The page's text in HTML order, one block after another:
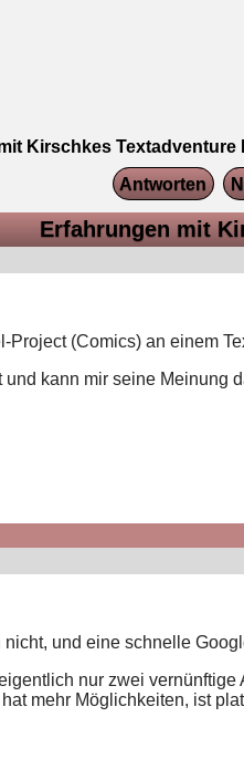
Kirschkes Textadventure
Antworten
Erfahrungen mit
(Comics) an einem
kann mir seine Meinung
und eine schnelle
nur zwei
mehr Möglichkeiten, ist